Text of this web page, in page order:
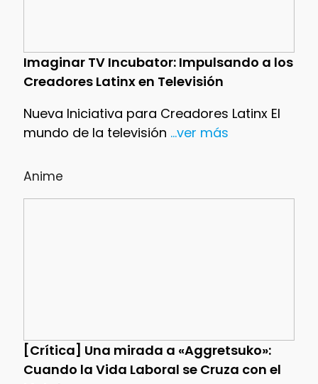
Imaginar TV Incubator: Impulsando a los
Creadores Latinx en Televisión
Nueva Iniciativa para Creadores Latinx El
mundo de la televisión ...ver más
Anime
[Crítica] Una mirada a «Aggretsuko»:
Cuando la Vida Laboral se Cruza con el